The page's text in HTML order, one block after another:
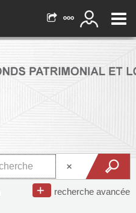
recherche avancée